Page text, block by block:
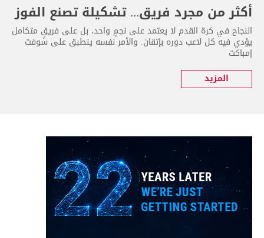
أكثر من مجرد فريق... تشكيلة تصنع الفوز
النجاح في كرة القدم لا يعتمد على نجمٍ واحد، بل على فريقٍ متكامل
يؤدي فيه كل لاعب دوره بإتقان. والأمر نفسه ينطبق على سوفت
إمباكت
المزيد